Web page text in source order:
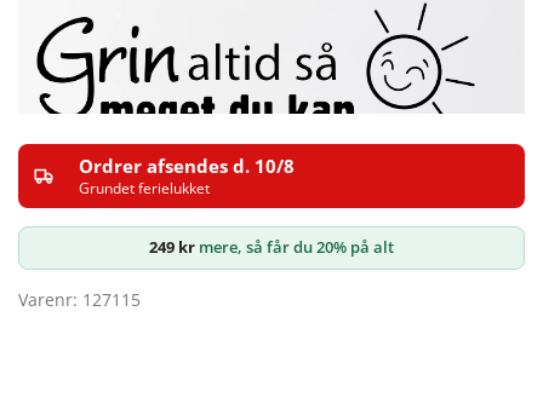
Ordrer afsendes d. 10/8
Grundet ferielukket
249 kr mere, så får du 20% på alt
Varenr: 127115